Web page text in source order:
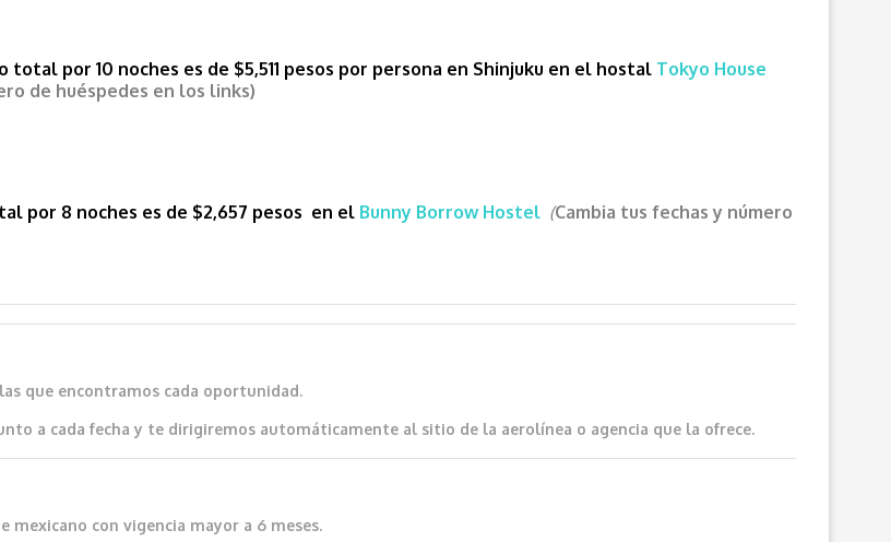
por 10 noches es de $5,511 pesos por persona en Shinjuku en el hostal Tokyo House
de huéspedes en los links)
por 8 noches es de $2,657 pesos en el Bunny Borrow Hostel (Cambia tus fechas y número
que encontramos cada oportunidad.
a cada fecha y te dirigiremos automáticamente al sitio de la aerolínea o agencia que la ofrece.
mexicano con vigencia mayor a 6 meses.